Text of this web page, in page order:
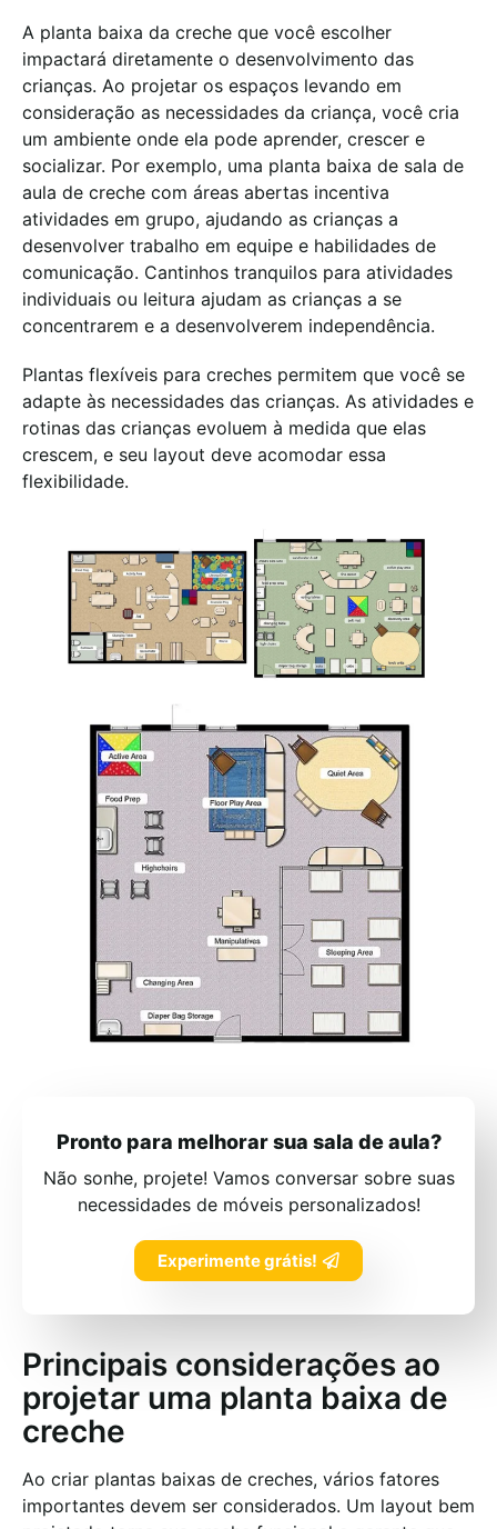
A planta baixa da creche que você escolher
impactará diretamente o desenvolvimento das
crianças. Ao projetar os espaços levando em
consideração as necessidades da criança, você cria
um ambiente onde ela pode aprender, crescer e
socializar. Por exemplo, uma planta baixa de sala de
aula de creche com áreas abertas incentiva
atividades em grupo, ajudando as crianças a
desenvolver trabalho em equipe e habilidades de
comunicação. Cantinhos tranquilos para atividades
individuais ou leitura ajudam as crianças a se
concentrarem e a desenvolverem independência.
Plantas flexíveis para creches permitem que você se
adapte às necessidades das crianças. As atividades e
rotinas das crianças evoluem à medida que elas
crescem, e seu layout deve acomodar essa
flexibilidade.
Pronto para melhorar sua sala de aula?
Não sonhe, projete! Vamos conversar sobre suas
necessidades de móveis personalizados!
Experimente grátis!
Principais considerações ao
projetar uma planta baixa de
creche
Ao criar plantas baixas de creches, vários fatores
importantes devem ser considerados. Um layout bem